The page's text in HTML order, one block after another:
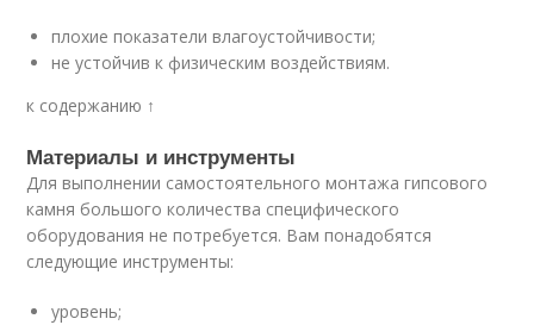
плохие показатели влагоустойчивости;
не устойчив к физическим воздействиям.
к содержанию ↑
Материалы и инструменты
Для выполнении самостоятельного монтажа гипсового
камня большого количества специфического
оборудования не потребуется. Вам понадобятся
следующие инструменты:
уровень;